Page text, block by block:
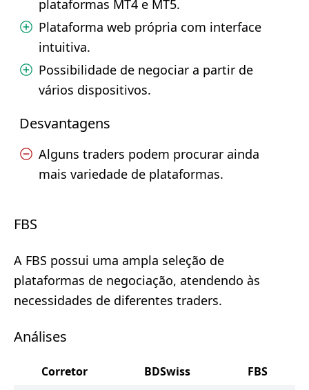
plataformas MT4 e MT5.
Plataforma web própria com interface
intuitiva.
Possibilidade de negociar a partir de
vários dispositivos.
Desvantagens
Alguns traders podem procurar ainda
mais variedade de plataformas.
FBS
A FBS possui uma ampla seleção de
plataformas de negociação, atendendo às
necessidades de diferentes traders.
Análises
Corretor BDSwiss
FBS